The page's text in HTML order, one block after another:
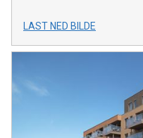
LAST NED BILDE